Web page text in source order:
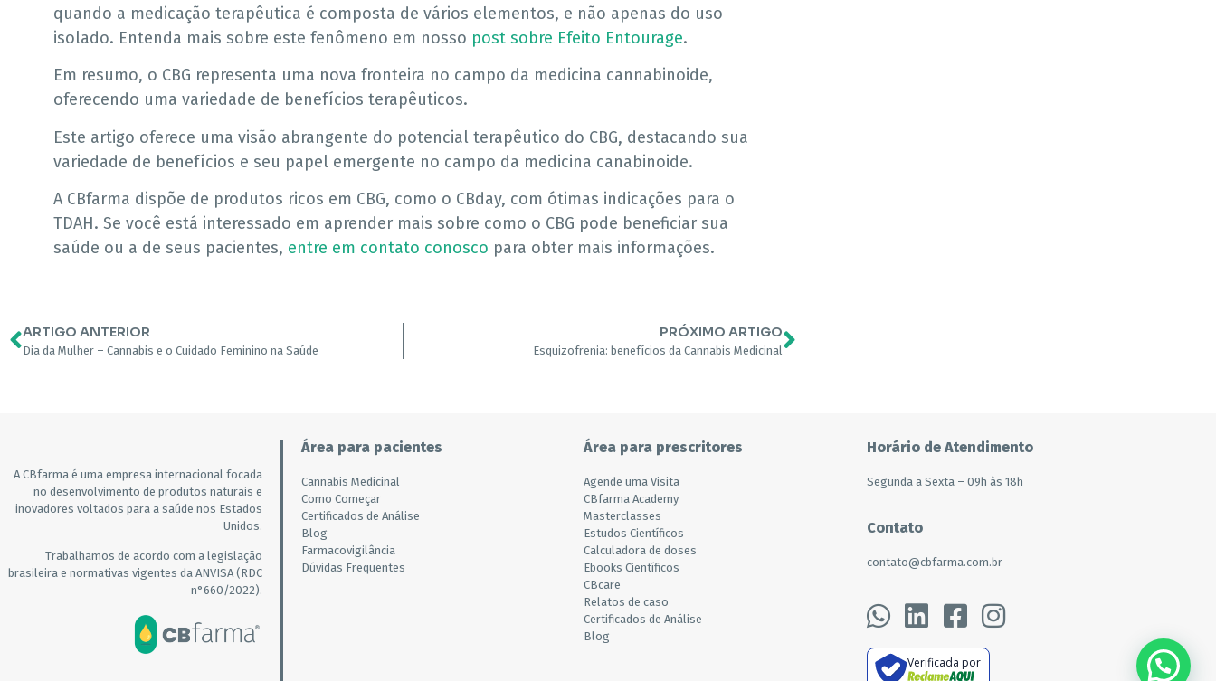
quando a medicação terapêutica é composta de vários elementos, e não apenas do uso
isolado. Entenda mais sobre este fenômeno em nosso post sobre Efeito Entourage.
Em resumo, o CBG representa uma nova fronteira no campo da medicina cannabinoide,
oferecendo uma variedade de benefícios terapêuticos.
Este artigo oferece uma visão abrangente do potencial terapêutico do CBG, destacando sua
variedade de benefícios e seu papel emergente no campo da medicina canabinoide.
A CBfarma dispõe de produtos ricos em CBG, como o CBday, com ótimas indicações para o
TDAH. Se você está interessado em aprender mais sobre como o CBG pode beneficiar sua
saúde ou a de seus pacientes, entre em contato conosco para obter mais informações.
ARTIGO ANTERIOR
Dia da Mulher – Cannabis e o Cuidado Feminino na Saúde
PRÓXIMO ARTIGO
Esquizofrenia: benefícios da Cannabis Medicinal
A CBfarma é uma empresa internacional focada
no desenvolvimento de produtos naturais e
inovadores voltados para a saúde nos Estados
Unidos.
Trabalhamos de acordo com a legislação
brasileira e normativas vigentes da ANVISA (RDC
n°660/2022).
Área para pacientes
Cannabis Medicinal
Como Começar
Certificados de Análise
Blog
Farmacovigilância
Dúvidas Frequentes
Área para prescritores
Agende uma Visita
CBfarma Academy
Masterclasses
Estudos Científicos
Calculadora de doses
Ebooks Científicos
CBcare
Relatos de caso
Certificados de Análise
Blog
Horário de Atendimento
Segunda a Sexta – 09h às 18h
Contato
contato@cbfarma.com.br
Verificada por???? Precisa de ajuda?